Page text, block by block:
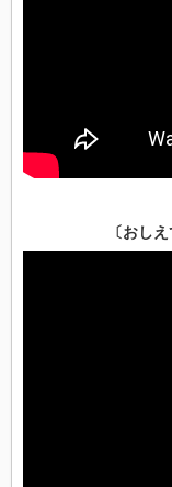
〔おし